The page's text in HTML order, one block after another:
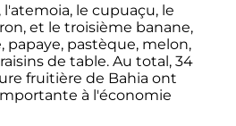
l'atemoia, le cupuaçu, le
et le troisième banane,
papaye, pastèque, melon,
de table. Au total, 34
fruitière de Bahia ont
à l'économie